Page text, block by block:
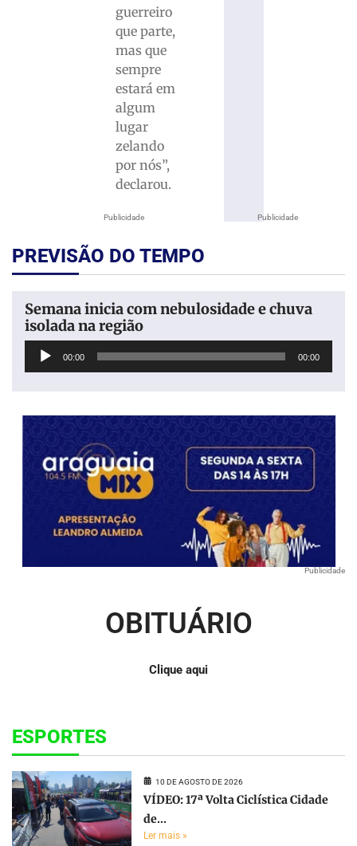
Publicidade
guerreiro
que parte,
mas que
sempre
estará em
algum
lugar
zelando
por nós”,
declarou.
Publicidade
PREVISÃO DO TEMPO
Semana inicia com nebulosidade e chuva
isolada na região
Tocador
00:00 00:00
Publicidade
OBITUÁRIO
Clique aqui
ESPORTES
10 DE AGOSTO DE 2026
VÍDEO: 17ª Volta Ciclística Cidade
de...
Ler mais »